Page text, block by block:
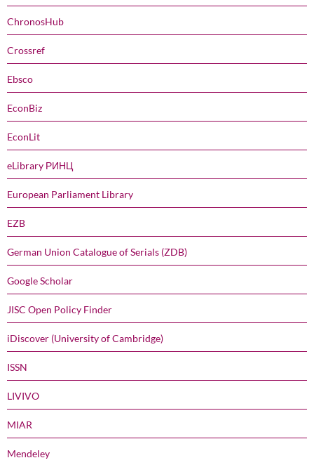
ChronosHub
Crossref
Ebsco
EconBiz
EconLit
eLibrary РИНЦ
European Parliament Library
EZB
German Union Catalogue of Serials (ZDB)
Google Scholar
JISC Open Policy Finder
iDiscover (University of Cambridge)
ISSN
LIVIVO
MIAR
Mendeley